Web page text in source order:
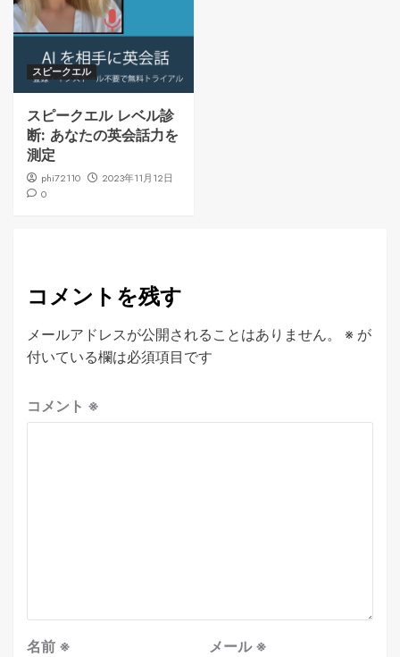
スピークエル
スピークエル レベル診
断: あなたの英会話力を
測定
phi72110
2023年11月12日
0
コメントを残す
メールアドレスが公開されることはありません。 ※ が
付いている欄は必須項目です
コメント ※
名前 ※ メール※